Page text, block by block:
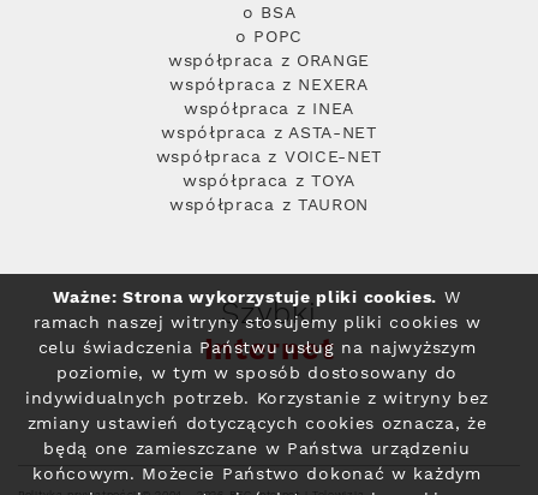
o BSA
o POPC
współpraca z ORANGE
współpraca z NEXERA
współpraca z INEA
współpraca z ASTA-NET
współpraca z VOICE-NET
współpraca z TOYA
współpraca z TAURON
Szybki
Internet
Ważne: Strona wykorzystuje pliki cookies. W
ramach naszej witryny stosujemy pliki cookies w
celu świadczenia Państwu usług na najwyższym
poziomie, w tym w sposób dostosowany do
indywidualnych potrzeb. Korzystanie z witryny bez
zmiany ustawień dotyczących cookies oznacza, że
będą one zamieszczane w Państwa urządzeniu
końcowym. Możecie Państwo dokonać w każdym